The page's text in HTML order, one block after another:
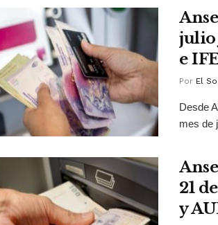
julio
e
Por El
Desde
mes de
21
y